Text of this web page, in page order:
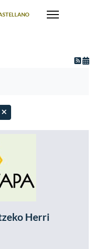
Herri